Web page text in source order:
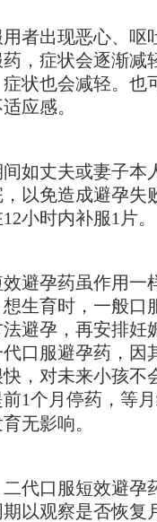
出现恶心、呕
，症状会逐渐减
状也会减轻。也
应感。
丈夫或妻子本
以免造成避孕失
小时内补服1片。
孕药虽作用一
生育时，一般
避孕，再安排妊
口服避孕药，因
，对未来小孩不
1个月停药，等
无影响。
口服短效避孕
以观察是否恢复